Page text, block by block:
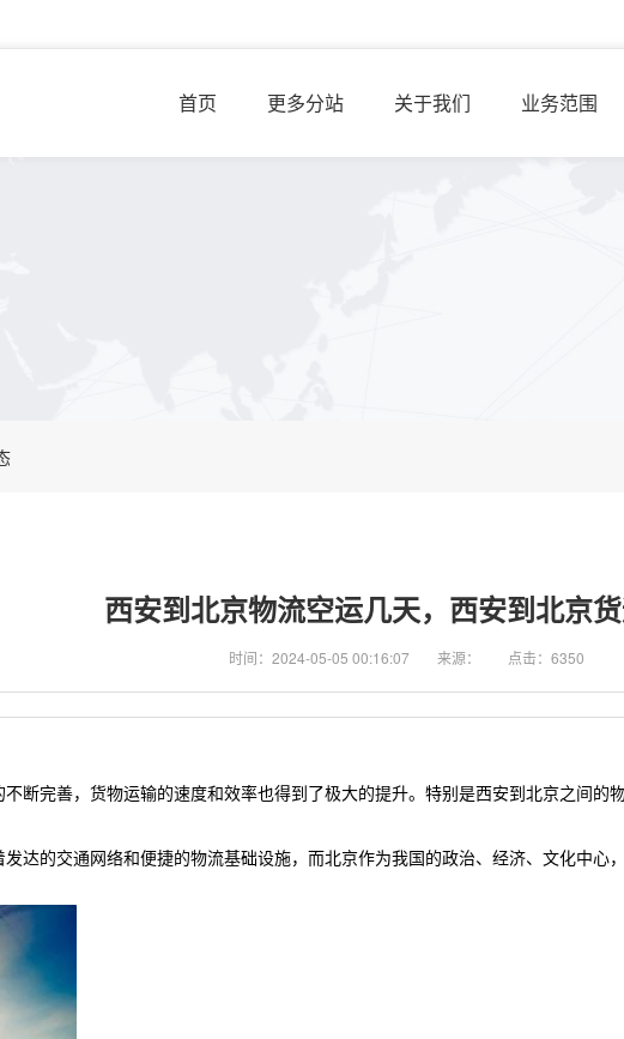
首页 更多分站 关于我们 业务范围
西安到北京物流空运几天，西安到北京
时间：2024-05-05 00:16:07 来源： 点击：6350
断完善，货物运输的速度和效率也得到了极大的提升。特别是西安到北京之间的
达的交通网络和便捷的物流基础设施，而北京作为我国的政治、经济、文化中心